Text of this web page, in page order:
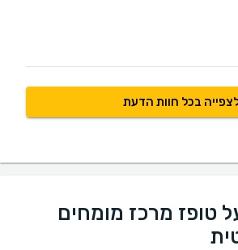
בכל חוות הדעת
טופז מרכז מומחים